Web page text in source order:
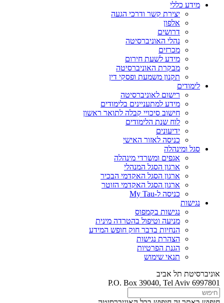
מידע כללי
יצירת קשר ודרכי הגעה
אלפון
דרושים
נהלי האוניברסיטה
מכרזים
מידע לשעת חירום
מבקרת האוניברסיטה
תקנון משמעת ופסקי דין
לימודים
רישום לאוניברסיטה
מידע למתעניינים בלימודים
חישוב סיכויי קבלה לתואר ראשון
לוח שנת הלימודים
ידיעונים
כניסה לאזור האישי
סגל ומינהלה
אגפים ומשרדי מינהלה
ארגון הסגל המנהלי
ארגון הסגל האקדמי הבכיר
ארגון הסגל האקדמי הזוטר
כניסה ל-My Tau
נגישות
נגישות בקמפוס
מניעה וטיפול בהטרדה מינית
הנחיות בדבר חוק חופש המידע
הצהרת נגישות
הגנת הפרטיות
תנאי שימוש
אוניברסיטת תל אביב
P.O. Box 39040, Tel Aviv 6997801